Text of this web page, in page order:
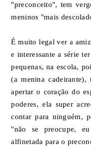
"preconceito", tem
meninos "mais
É muito legal ver a
e interessante a série
pequenas, na escola,
(a menina cadeirante),
apertar o coração do
poderes, ela super
contar para ninguém,
"não se preocupe,
alfinetada para o